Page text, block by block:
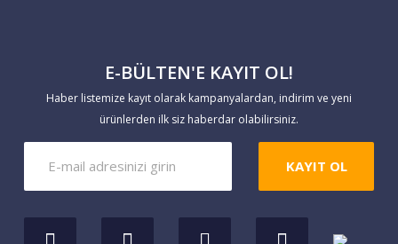
Yaptığınız ödemeleri
https://www.markaevim.com/hesabim/
bildirim linkinden bize iletebilirsiniz.
E-BÜLTEN'E KAYIT OL!
Haber listemize kayıt olarak kampanyalardan, indirim ve yeni
ürünlerden ilk siz haberdar olabilirsiniz.
KAYIT OL